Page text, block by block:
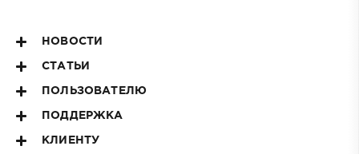
НОВОСТИ
СТАТЬИ
ПОЛЬЗОВАТЕЛЮ
ПОДДЕРЖКА
КЛИЕНТУ